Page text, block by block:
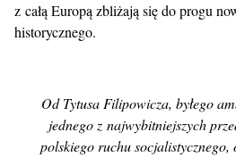
z całą Europą zbliżają się do progu
historycznego.
Od Tytusa Filipowicza, byłego
jednego z najwybitniejszych
polskiego ruchu